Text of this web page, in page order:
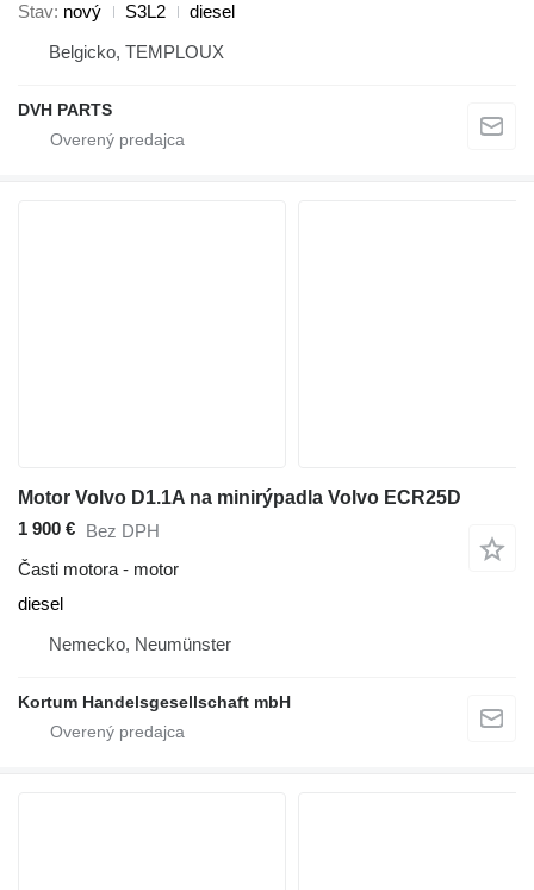
Stav nový S3L2
diesel
Belgicko, TEMPLOUX
DVH PARTS
Motor Volvo D1.1A na minirýpadla Volvo ECR25D
1 900 € Bez DPH
Časti motora - motor
diesel
Nemecko, Neumünster
Kortum Handelsgesellschaft mbH